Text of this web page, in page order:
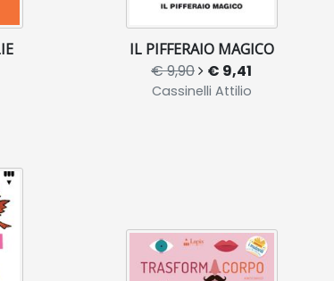
IL PIFFERAIO MAGICO
€ 9,90 € 9,41
Cassinelli Attilio